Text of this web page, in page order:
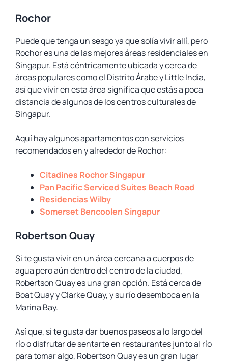
Rochor
Puede que tenga un sesgo ya que solía vivir allí, pero
Rochor es una de las mejores áreas residenciales en
Singapur. Está céntricamente ubicada y cerca de
áreas populares como el Distrito Árabe y Little India,
así que vivir en esta área significa que estás a poca
distancia de algunos de los centros culturales de
Singapur.
Aquí hay algunos apartamentos con servicios
recomendados en y alrededor de Rochor:
Citadines Rochor Singapur
Pan Pacific Serviced Suites Beach Road
Residencias Wilby
Somerset Bencoolen Singapur
Robertson Quay
Si te gusta vivir en un área cercana a cuerpos de
agua pero aún dentro del centro de la ciudad,
Robertson Quay es una gran opción. Está cerca de
Boat Quay y Clarke Quay, y su río desemboca en la
Marina Bay.
Así que, si te gusta dar buenos paseos a lo largo del
río o disfrutar de sentarte en restaurantes junto al río
para tomar algo, Robertson Quay es un gran lugar